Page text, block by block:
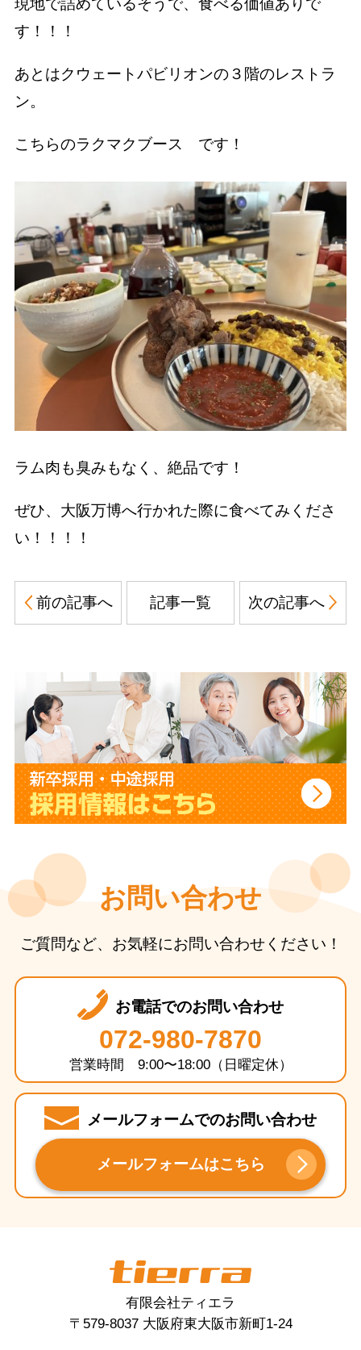
現地で詰めているそうで、食べる価値ありで
す！！！
あとはクウェートパビリオンの３階のレストラ
ン。
こちらのラクマクブース です！
ラム肉も臭みもなく、絶品です！
ぜひ、大阪万博へ行かれた際に食べてみくださ
い！！！！
前の記事へ 次の記事へ
記事一覧
お問い合わせ
ご質問など、お気軽にお問い合わせください！
お電話でのお問い合わせ
072-980-7870
営業時間 9:00〜18:00（日曜定休）
メールフォームでのお問い合わせ
メールフォームはこちら
tierra
有限会社ティエラ
〒579-8037 大阪府東大阪市新町1-24